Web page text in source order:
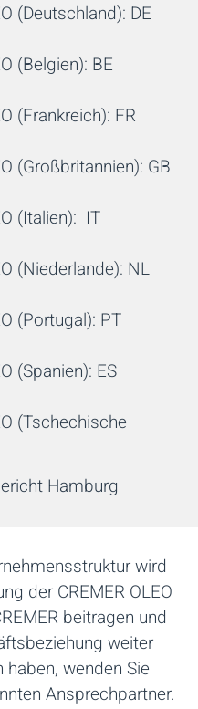
(Deutschland): DE
(Belgien): BE
(Frankreich): FR
(Großbritannien): GB
(Italien): IT
(Niederlande): NL
(Portugal): PT
(Spanien): ES
(Tschechische
Hamburg
wird
der CREMER OLEO
beitragen und
weiter
wenden Sie
Ansprechpartner.